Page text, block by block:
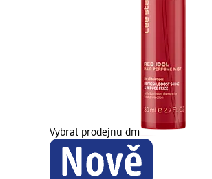
Vybrat prodejnu dm